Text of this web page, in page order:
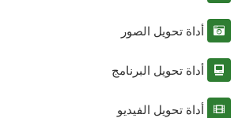
أداة تحويل الصور
أداة تحويل البرنامج
أداة تحويل الفيديو